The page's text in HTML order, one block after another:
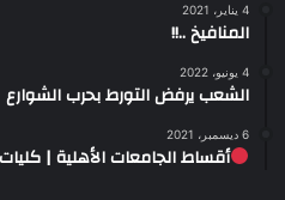
4 يناير، 2021
المنافيخ ..!!
4 يونيو، 2022
الشعب يرفض التورط بحرب الشوارع
6 ديسمبر، 2021
أقساط الجامعات الأهلية |